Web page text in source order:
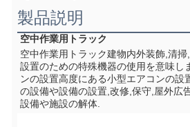
製品説明
空中作業用トラック
空中作業用トラック建物内外装飾,清
設置のための特殊機器の使用を意味し
ンの設置高度にある小型エアコンの設
の設備や設備の設置,改修,保守,屋外広
設備や施設の解体.